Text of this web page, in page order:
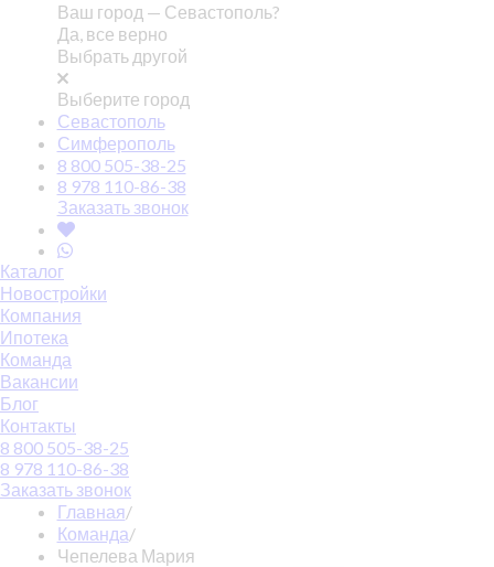
Ваш город — Севастополь?
Да, все верно
Выбрать другой
Выберите город
Севастополь
Симферополь
8 800 505-38-25
8 978 110-86-38
Заказать звонок
Каталог
Новостройки
Компания
Ипотека
Команда
Вакансии
Блог
Контакты
8 800 505-38-25
8 978 110-86-38
Заказать звонок
Главная/
Команда/
Чепелева Мария